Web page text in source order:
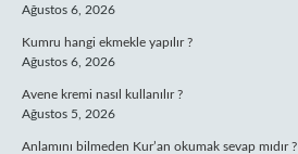
Ağustos 6, 2026
Kumru hangi ekmekle yapılır ?
Ağustos 6, 2026
Avene kremi nasıl kullanılır ?
Ağustos 5, 2026
Anlamını bilmeden Kur’an okumak sevap mıdır ?